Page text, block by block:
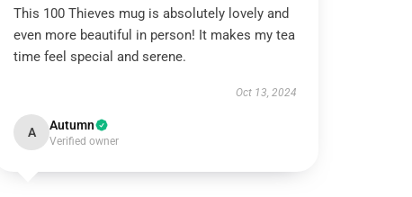
This 100 Thieves mug is absolutely lovely and
even more beautiful in person! It makes my tea
time feel special and serene.
Oct 13, 2024
A Autumn
Verified owner